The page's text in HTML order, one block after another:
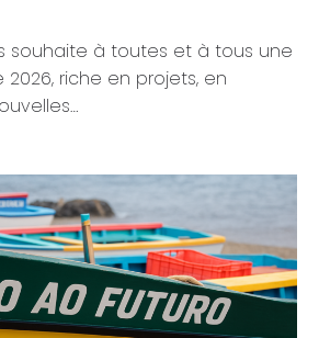
souhaite à toutes et à tous une
riche en projets, en